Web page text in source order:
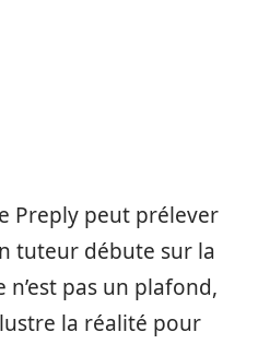
Preply peut prélever
tuteur débute sur la
pas un plafond,
la réalité pour